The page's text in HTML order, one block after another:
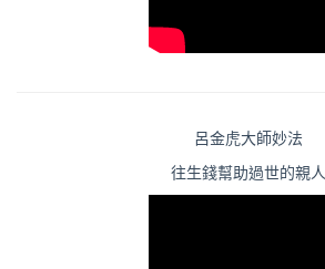
呂金虎大師妙法
往生錢幫助過世的親人